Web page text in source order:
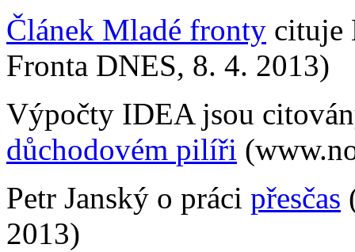
Článek Mladé fronty cituje
Fronta DNES, 8. 4. 2013)
Výpočty IDEA jsou
důchodovém pilíři
Petr Janský o práci přesčas
2013)